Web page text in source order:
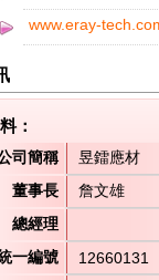
www.eray-
：
司簡稱
昱鐳應材
董事長
詹文雄
總經理
一編號
12660131